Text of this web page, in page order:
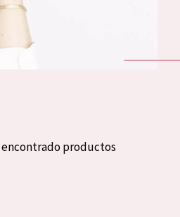
encontrado productos